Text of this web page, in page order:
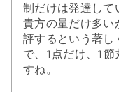
制だけは発達して
貴方の量だけ多い
評するという著し
で、1点だけ、1節
すね。